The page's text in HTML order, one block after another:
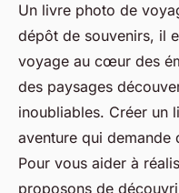
Un livre photo de
dépôt de souvenirs, il
voyage au cœur des
des paysages
inoubliables. Créer un
aventure qui demande
Pour vous aider à
proposons de